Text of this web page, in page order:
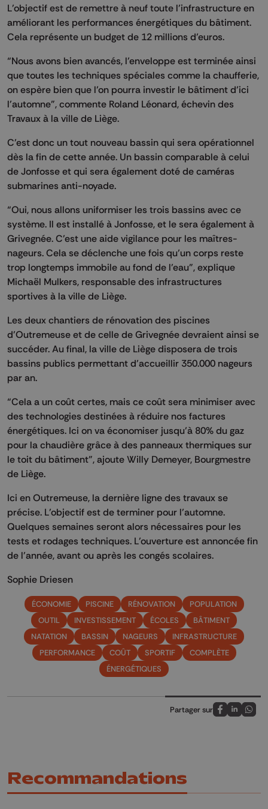
L’objectif est de remettre à neuf toute l’infrastructure en
améliorant les performances énergétiques du bâtiment.
Cela représente un budget de 12 millions d’euros.
“Nous avons bien avancés, l’enveloppe est terminée ainsi
que toutes les techniques spéciales comme la chaufferie,
on espère bien que l’on pourra investir le bâtiment d’ici
l’automne”, commente Roland Léonard, échevin des
Travaux à la ville de Liège.
C’est donc un tout nouveau bassin qui sera opérationnel
dès la fin de cette année. Un bassin comparable à celui
de Jonfosse et qui sera également doté de caméras
submarines anti-noyade.
“Oui, nous allons uniformiser les trois bassins avec ce
système. Il est installé à Jonfosse, et le sera également à
Grivegnée. C’est une aide vigilance pour les maîtres-
nageurs. Cela se déclenche une fois qu’un corps reste
trop longtemps immobile au fond de l’eau”, explique
Michaël Mulkers, responsable des infrastructures
sportives à la ville de Liège.
Les deux chantiers de rénovation des piscines
d’Outremeuse et de celle de Grivegnée devraient ainsi se
succéder. Au final, la ville de Liège disposera de trois
bassins publics permettant d’accueillir 350.000 nageurs
par an.
“Cela a un coût certes, mais ce coût sera minimiser avec
des technologies destinées à réduire nos factures
énergétiques. Ici on va économiser jusqu’à 80% du gaz
pour la chaudière grâce à des panneaux thermiques sur
le toit du bâtiment”, ajoute Willy Demeyer, Bourgmestre
de Liège.
Ici en Outremeuse, la dernière ligne des travaux se
précise. L’objectif est de terminer pour l’automne.
Quelques semaines seront alors nécessaires pour les
tests et rodages techniques. L’ouverture est annoncée fin
de l’année, avant ou après les congés scolaires.
Sophie Driesen
ÉCONOMIE PISCINE RÉNOVATION
POPULATION
OUTIL
INVESTISSEMENT ÉCOLES
BÂTIMENT
NATATION
BASSIN NAGEURS
INFRASTRUCTURE
PERFORMANCE
COÛT SPORTIF
COMPLÈTE
ÉNERGÉTIQUES
Partager sur
Partagez sur
Partagez
Recommandations